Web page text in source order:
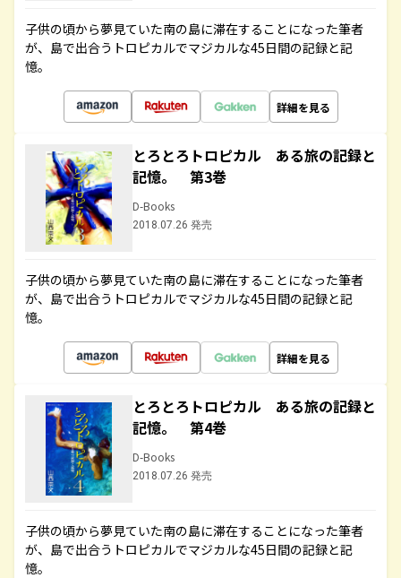
子供の頃から夢見ていた南の島に滞在することになった筆者
が、島で出合うトロピカルでマジカルな45日間の記録と記
憶。
詳細を見る
とろとろトロピカル ある旅の記録と
記憶。 第3巻
D-Books
2018.07.26 発売
子供の頃から夢見ていた南の島に滞在することになった筆者
が、島で出合うトロピカルでマジカルな45日間の記録と記
憶。
詳細を見る
とろとろトロピカル ある旅の記録と
記憶。 第4巻
D-Books
2018.07.26 発売
子供の頃から夢見ていた南の島に滞在することになった筆者
が、島で出合うトロピカルでマジカルな45日間の記録と記
憶。